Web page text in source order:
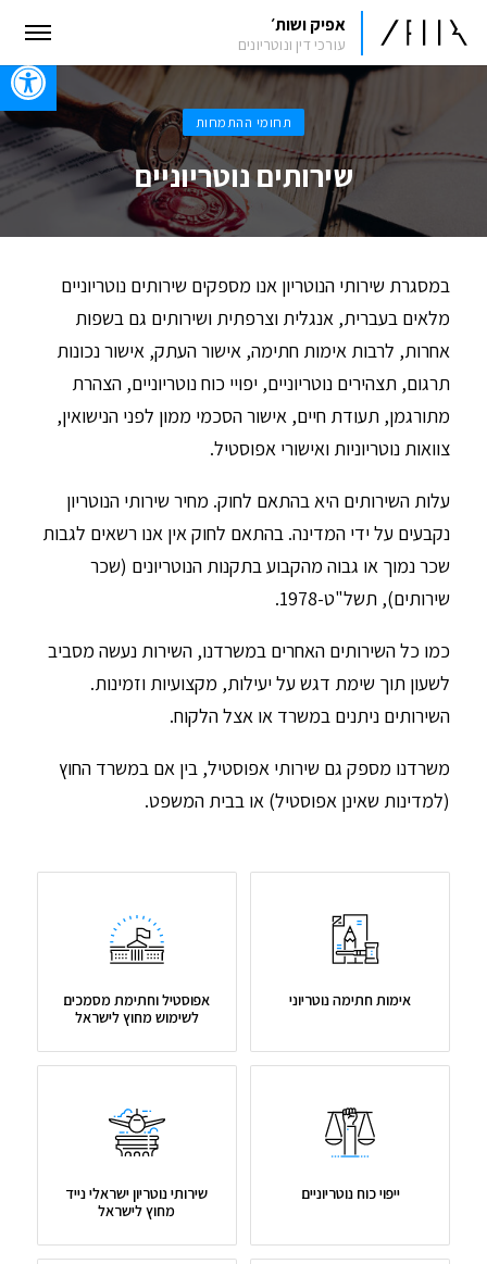
אפיק ושות׳
עורכי דין ונוטריונים
תחומי ההתמחות
שירותים נוטריוניים
במסגרת שירותי הנוטריון אנו מספקים שירותים נוטריוניים
מלאים בעברית, אנגלית וצרפתית ושירותים גם בשפות
אחרות, לרבות אימות חתימה, אישור העתק, אישור נכונות
תרגום, תצהירים נוטריוניים, יפויי כוח נוטריוניים, הצהרת
מתורגמן, תעודת חיים, אישור הסכמי ממון לפני הנישואין,
צוואות נוטריוניות ואישורי אפוסטיל.
עלות השירותים היא בהתאם לחוק. מחיר שירותי הנוטריון
נקבעים על ידי המדינה. בהתאם לחוק אין אנו רשאים לגבות
שכר נמוך או גבוה מהקבוע בתקנות הנוטריונים (שכר
שירותים), תשל"ט-1978.
כמו כל השירותים האחרים במשרדנו, השירות נעשה מסביב
לשעון תוך שימת דגש על יעילות, מקצועיות וזמינות.
השירותים ניתנים במשרד או אצל הלקוח.
משרדנו מספק גם שירותי אפוסטיל, בין אם במשרד החוץ
(למדינות שאינן אפוסטיל) או בבית המשפט.
אימות חתימה נוטריוני
אפוסטיל וחתימת מסמכים
לשימוש מחוץ לישראל
ייפוי כוח נוטריוניים
שירותי נוטריון ישראלי נייד
מחוץ לישראל